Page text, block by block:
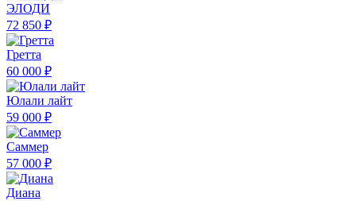
ЭЛОДИ
72 850 ₽
Гретта
60 000 ₽
Юлали лайт
59 000 ₽
Саммер
57 000 ₽
Диана